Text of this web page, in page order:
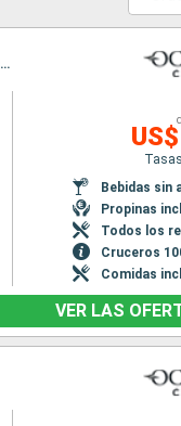
Itinerario : Barcelona, Palamos, Sete, Marsella, Villefranche, Cinqueterre , Pisa/Florencia (Livorno), Civitavecchia - Roma
Bebidas sin
Propinas
Todos los
Cruceros
Comidas
VER LAS